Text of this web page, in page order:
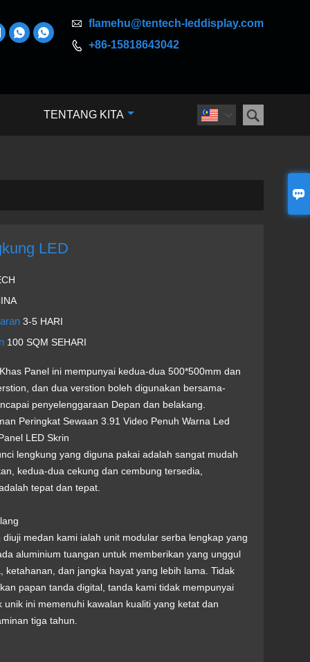

 flamehu@tentech-leddisplay.com
 +86-15818643042
 
 
TENTANG KITA
LED
3-5 HARI
100 SQM SEHARI
Panel ini mempunyai kedua-dua 500*500mm dan
dan dua verstion boleh digunakan bersama-
penyelenggaraan Depan dan belakang.
Peringkat Sewaan 3.91 Video Penuh Warna Led
LED Skrin
lengkung yang diguna pakai adalah sangat mudah
kedua-dua cekung dan cembung tersedia,
tepat dan tepat.
diuji medan kami ialah unit modular serba lengkap yang
aluminium tuangan untuk memberikan yang unggul
ketahanan, dan jangka hayat yang lebih lama. Tidak
papan tanda digital, tanda kami tidak mempunyai
unik ini memenuhi kawalan kualiti yang ketat dan
tiga tahun.